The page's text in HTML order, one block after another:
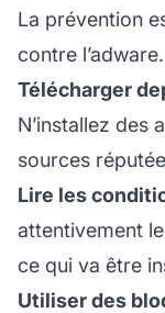
La prévention
contre
Télécharger
N’installez des
sources
Lire les
attentivement
ce qui va être
Utiliser des